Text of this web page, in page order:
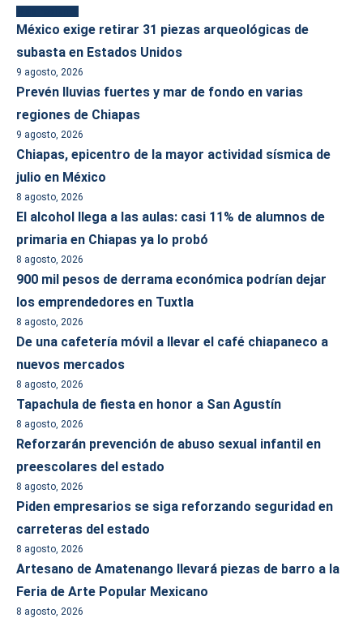
México exige retirar 31 piezas arqueológicas de
subasta en Estados Unidos
9 agosto, 2026
Prevén lluvias fuertes y mar de fondo en varias
regiones de Chiapas
9 agosto, 2026
Chiapas, epicentro de la mayor actividad sísmica de
julio en México
8 agosto, 2026
El alcohol llega a las aulas: casi 11% de alumnos de
primaria en Chiapas ya lo probó
8 agosto, 2026
900 mil pesos de derrama económica podrían dejar
los emprendedores en Tuxtla
8 agosto, 2026
De una cafetería móvil a llevar el café chiapaneco a
nuevos mercados
8 agosto, 2026
Tapachula de fiesta en honor a San Agustín
8 agosto, 2026
Reforzarán prevención de abuso sexual infantil en
preescolares del estado
8 agosto, 2026
Piden empresarios se siga reforzando seguridad en
carreteras del estado
8 agosto, 2026
Artesano de Amatenango llevará piezas de barro a la
Feria de Arte Popular Mexicano
8 agosto, 2026